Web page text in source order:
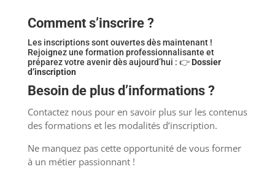
Comment s’inscrire ?
Les inscriptions sont ouvertes dès maintenant !
Rejoignez une formation professionnalisante et
préparez votre avenir dès aujourd’hui : 👉 Dossier
d’inscription
Besoin de plus d’informations ?
Contactez nous pour en savoir plus sur les contenus
des formations et les modalités d’inscription.
Ne manquez pas cette opportunité de vous former
à un métier passionnant !